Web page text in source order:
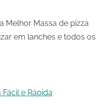
Melhor Massa de pizza
em lanches e todos os
e Rápida